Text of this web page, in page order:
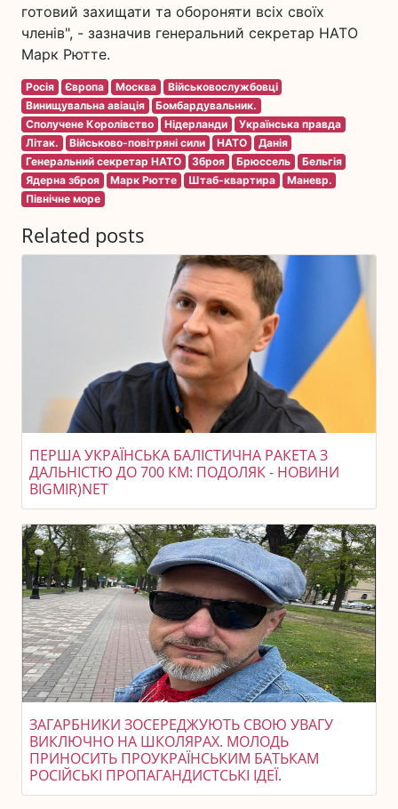
готовий захищати та обороняти всіх своїх
членів", - зазначив генеральний секретар НАТО
Марк Рютте.
Росія Європа Москва
Військовослужбовці
Винищувальна авіація
Бомбардувальник.
Сполучене Королівство
Нідерланди
Українська правда
Літак.
Військово-повітряні сили НАТО
Данія
Генеральний секретар НАТО
Зброя Брюссель
Бельгія
Ядерна зброя
Марк Рютте Штаб-квартира
Маневр.
Північне море
Related posts
ПЕРША УКРАЇНСЬКА БАЛІСТИЧНА РАКЕТА З
ДАЛЬНІСТЮ ДО 700 КМ: ПОДОЛЯК - НОВИНИ
BIGMIR)NET
ЗАГАРБНИКИ ЗОСЕРЕДЖУЮТЬ СВОЮ УВАГУ
ВИКЛЮЧНО НА ШКОЛЯРАХ. МОЛОДЬ
ПРИНОСИТЬ ПРОУКРАЇНСЬКИМ БАТЬКАМ
РОСІЙСЬКІ ПРОПАГАНДИСТСЬКІ ІДЕЇ.